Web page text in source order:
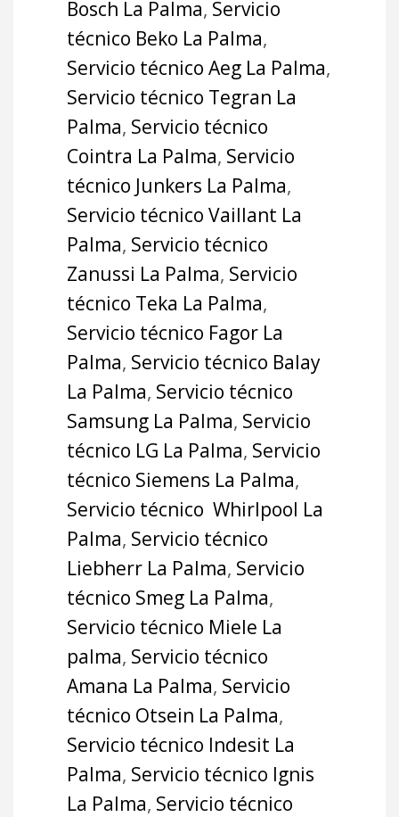
Bosch La Palma, Servicio
técnico Beko La Palma,
Servicio técnico Aeg La Palma,
Servicio técnico Tegran La
Palma, Servicio técnico
Cointra La Palma, Servicio
técnico Junkers La Palma,
Servicio técnico Vaillant La
Palma, Servicio técnico
Zanussi La Palma, Servicio
técnico Teka La Palma,
Servicio técnico Fagor La
Palma, Servicio técnico Balay
La Palma, Servicio técnico
Samsung La Palma, Servicio
técnico LG La Palma, Servicio
técnico Siemens La Palma,
Servicio técnico Whirlpool La
Palma, Servicio técnico
Liebherr La Palma, Servicio
técnico Smeg La Palma,
Servicio técnico Miele La
palma, Servicio técnico
Amana La Palma, Servicio
técnico Otsein La Palma,
Servicio técnico Indesit La
Palma, Servicio técnico Ignis
La Palma, Servicio técnico